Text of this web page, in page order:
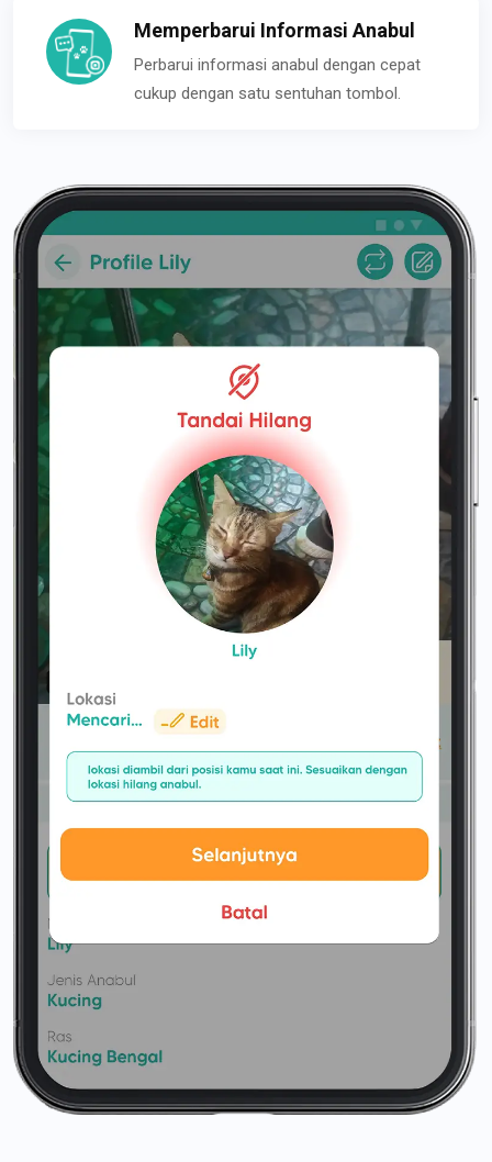
Memperbarui Informasi Anabul
Perbarui informasi anabul dengan cepat
cukup dengan satu sentuhan tombol.